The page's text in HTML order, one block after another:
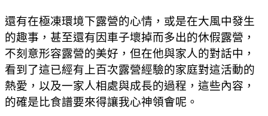
還有在極凍環境下露營的心情，或是在大風中發生
的趣事，甚至還有因車子壞掉而多出的休假露營，
不刻意形容露營的美好，但在他與家人的對話中，
看到了這已經有上百次露營經驗的家庭對這活動的
熱愛，以及一家人相處與成長的過程，這些內容，
的確是比食譜要來得讓我心神領會呢。